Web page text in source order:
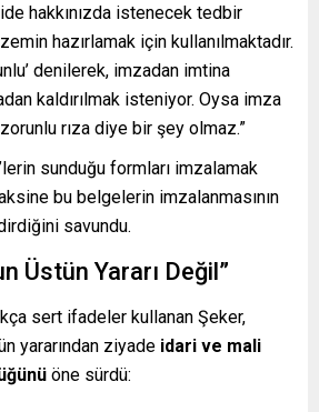
hakkınızda istenecek tedbir
hazırlamak için kullanılmaktadır.
denilerek, imzadan imtina
kaldırılmak isteniyor. Oysa imza
zorunlu rıza diye bir şey olmaz.”
sunduğu formları imzalamak
bu belgelerin imzalanmasının
savundu.
Üstün Yararı Değil”
sert ifadeler kullanan Şeker,
yararından ziyade idari ve mali
öne sürdü: